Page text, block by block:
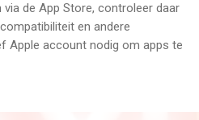
via de App Store, controleer daar
en andere
Apple account nodig om apps te